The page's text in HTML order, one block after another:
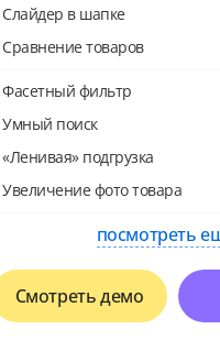
Слайдер в шапке
Cравнение товаров
Фасетный фильтр
Умный поиск
«Ленивая» подгрузка
Увеличение фото товара
посмотреть
Смотреть демо